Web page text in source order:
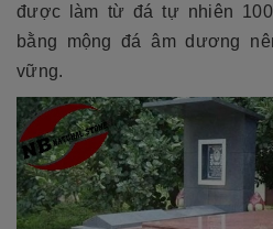
được làm từ đá tự nhiên
bằng mộng đá âm dương
vững.